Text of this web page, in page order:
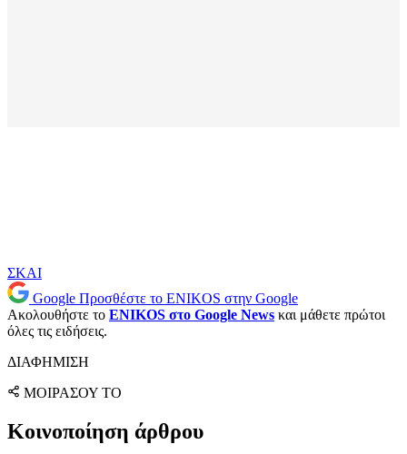
ΣΚΑΙ
Google Προσθέστε το ENIKOS στην Google
Ακολουθήστε το ENIKOS στο Google News και μάθετε πρώτοι
όλες τις ειδήσεις.
ΔΙΑΦΗΜΙΣΗ
ΜΟΙΡΑΣΟΥ ΤΟ
Κοινοποίηση άρθρου